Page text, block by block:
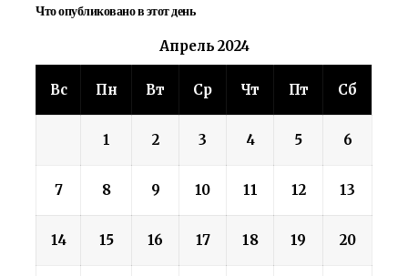
Что опубликовано в этот день
Апрель 2024
Вс Пн Вт Ср Чт Пт Сб
1 2 3 4 5 6
7 8 9 10 11 12 13
14 15 16 17 18 19 20